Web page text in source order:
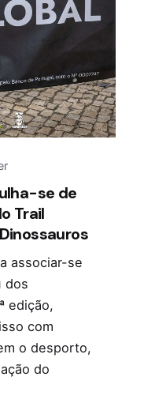
se de
Trail
associar-se
dos
edição,
com
o desporto,
do